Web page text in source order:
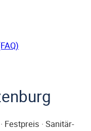
Festpreis · Sanitär-